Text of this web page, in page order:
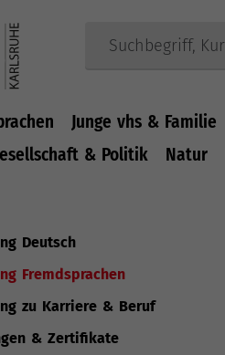
Junge vhs & Familie
& Politik
Natur
Deutsch
Fremdsprachen(current)
zu Karriere & Beruf
& Zertifikate